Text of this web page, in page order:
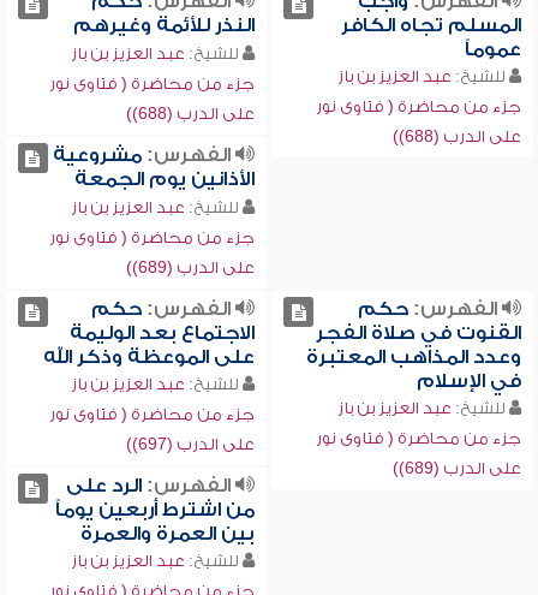
المسلم تجاه الكافر
عموماً
للشيخ: عبد العزيز بن باز
جزء من محاضرة ( فتاوى نور
على الدرب (688))
النذر للأئمة وغيرهم
للشيخ: عبد العزيز بن باز
جزء من محاضرة ( فتاوى نور
على الدرب (688))
الفهرس:مشروعية
الأذانين يوم الجمعة
للشيخ: عبد العزيز بن باز
جزء من محاضرة ( فتاوى نور
على الدرب (689))
الفهرس:حكم
القنوت في صلاة الفجر
وعدد المذاهب المعتبرة
في الإسلام
للشيخ: عبد العزيز بن باز
جزء من محاضرة ( فتاوى نور
على الدرب (689))
الفهرس:حكم
الاجتماع بعد الوليمة
على الموعظة وذكر الله
للشيخ: عبد العزيز بن باز
جزء من محاضرة ( فتاوى نور
على الدرب (697))
الفهرس:الرد على
من اشترط أربعين يوماً
بين العمرة والعمرة
للشيخ: عبد العزيز بن باز
جزء من محاضرة ( فتاوى نور